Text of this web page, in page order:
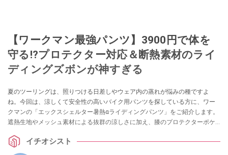
【ワークマン最強パンツ】3900円で体を
守る!?プロテクター対応＆断熱素材のライ
ディングズボンが神すぎる
夏のツーリングは、照りつける日差しやウェア内の蒸れが悩みの種ですよ
ね。今回は、涼しくて安全性の高いバイク用パンツを探している方に、ワー
クマンの「エックスシェルター暑熱αライディングパンツ」をご紹介します。
遮熱生地やメッシュ素材による抜群の涼しさに加え、膝のプロテクターポケ
イチオシスト